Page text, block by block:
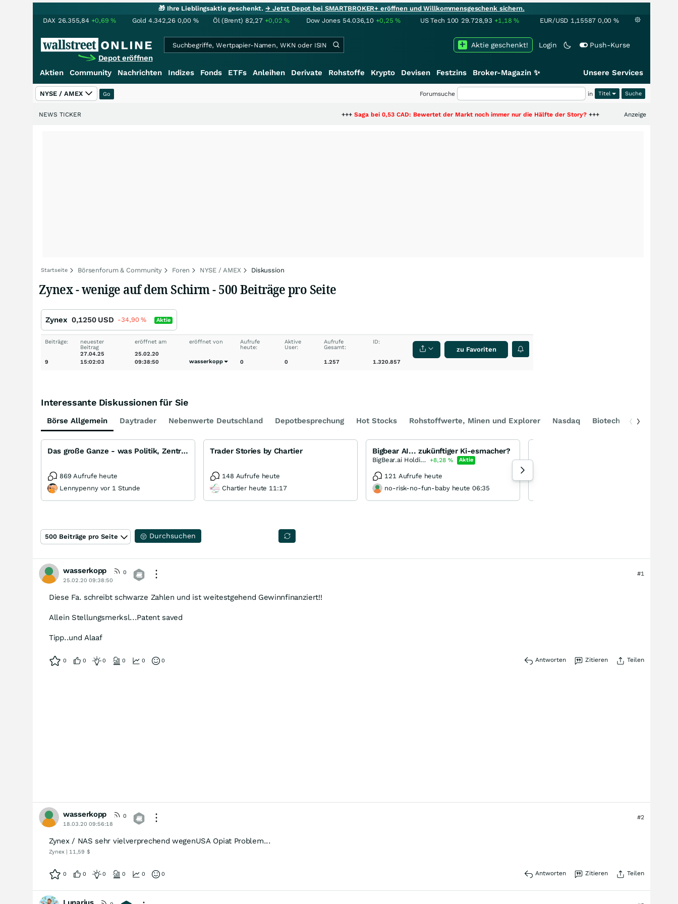
🎁 Ihre Lieblingsaktie geschenkt.→ Jetzt Depot bei SMARTBROKER+ eröffnen und Willkommensgeschenk sichern.
DAX 26.355,84 +0,69% Gold 4.342,26 0,00 % Öl (Brent) 82,27 +0,02% Dow Jones 54.036,10 +0,25% US Tech 100 29.728,93 +1,18% EUR/USD 1,15587 0,00 %
Depot eröffnen
Login Push-Kurse
Aktie geschenkt!
Aktien Community Nachrichten Indizes Fonds ETFs Anleihen Derivate Rohstoffe Krypto Devisen Festzins Broker-Magazin ✨ Unsere Services
NYSE / AMEX Forumsuche in Titel
Saga bei 0,53 CAD: Bewertet der Markt noch immer nur die Hälfte der Story?+++ Anzeige
NEWS TICKER
Startseite Börsenforum & Community Foren NYSE / AMEX Diskussion
Zynex - wenige auf dem Schirm - 500 Beiträge pro Seite
Zynex 0,1250 USD -34,90% Aktie
Beiträge:
9
neuester
Beitrag
27.04.25
15:02:03
eröffnet am
25.02.20
09:38:50
eröffnet von
wasserkopp
Aufrufe
heute:
0
Aktive
User:
0
Aufrufe
Gesamt:
1.257
ID:
1.320.857
zu Favoriten
Interessante Diskussionen für Sie
Börse Allgemein Daytrader Nebenwerte Deutschland Depotbesprechung Hot Stocks Rohstoffwerte, Minen und Explorer Nasdaq Biotech DAX
Das große Ganze - was Politik, Zentralbanken, Trends, Medien und Gesellschaft mit Aktien, Rohstoffen
869 Aufrufe heute
Lennypenny vor 1 Stunde
Trader Stories by Chartier
148 Aufrufe heute
Chartier heute 11:17
Bigbear AI... zukünftiger Ki-esmacher?
BigBear.ai Holdings +8,28% Aktie
121 Aufrufe heute
no-risk-no-fun-baby heute 06:35
500 Beiträge pro Seite Durchsuchen
wasserkopp
0
25.02.20 09:38:50
#1
Diese Fa. schreibt schwarze Zahlen und ist weitestgehend Gewinnfinanziert!!
Allein Stellungsmerksl...Patent saved
Tipp..und Alaaf
0 0 0 0 0 0 Antworten Zitieren Teilen
wasserkopp
0
18.03.20 09:56:18
#2
Zynex / NAS sehr vielverprechend wegenUSA Opiat Problem...
Zynex | 11,59 $
0 0 0 0 0 0 Antworten Zitieren Teilen